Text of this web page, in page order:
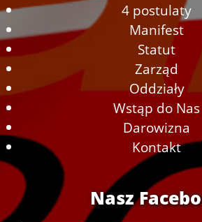
4 postulaty
Manifest
Statut
Zarząd
Oddziały
Wstąp do Nas
Darowizna
Kontakt
Nasz